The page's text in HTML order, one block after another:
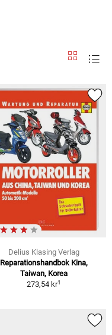
Delius Klasing Verlag
Reparationshandbok Kina,
Taiwan, Korea
273,54 kr1